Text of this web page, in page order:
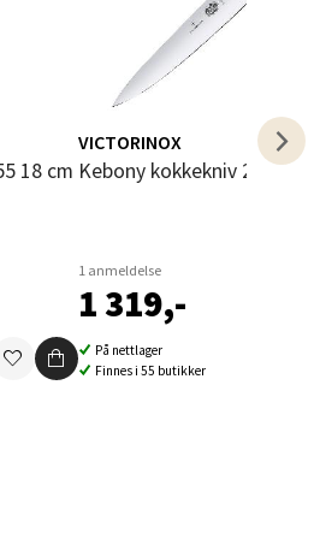
18 cm
VICTORINOX
Kebony kokkekniv 22 cm
1 anmeldelse
1 319,-
På nettlager
Finnes i 55 butikker